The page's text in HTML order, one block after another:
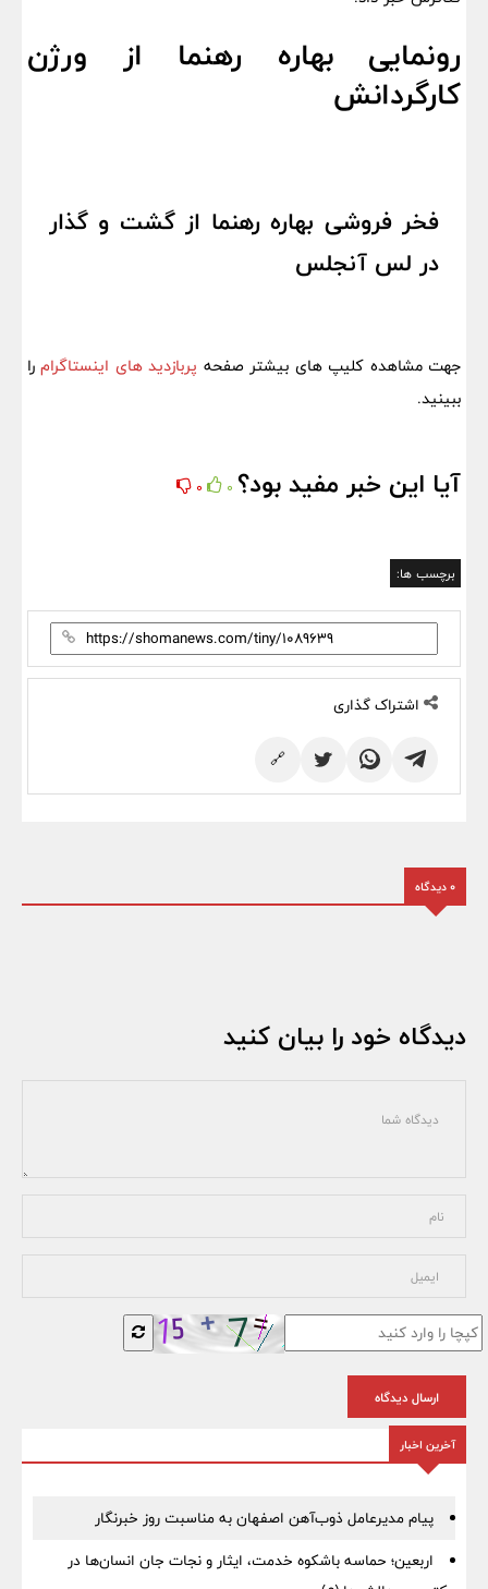
رونمایی بهاره رهنما از ورژن
کارگردانش
فخر فروشی بهاره رهنما از گشت و گذار
در لس آنجلس
جهت مشاهده کلیپ های بیشتر صفحه پربازدید های اینستاگرامرا
ببینید.
آیا این خبر مفید بود؟ 0
0
برچسب ها:
اشتراک گذاری
🔗
0 دیدگاه
دیدگاه خود را بیان کنید
ارسال دیدگاه
آخرین اخبار
پیام مدیرعامل ذوب‌آهن اصفهان به مناسبت روز خبرنگار
اربعین؛ حماسه باشکوه خدمت، ایثار و نجات جان انسان‌ها در